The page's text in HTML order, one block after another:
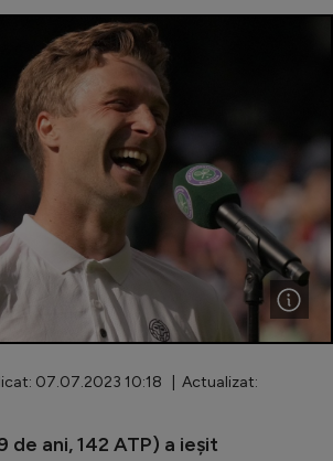
României
Națională
feminin
07.07.2023 10:18 | Actualizat:
de ani, 142 ATP) a ieșit